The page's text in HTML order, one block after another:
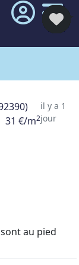
31 €/m2
il y a 1
jour
au pied